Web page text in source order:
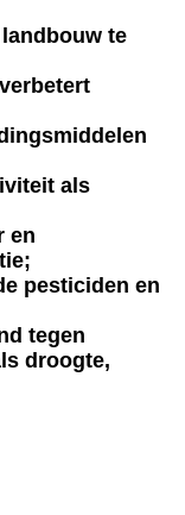
te
als
en
pesticiden en
tegen
droogte,